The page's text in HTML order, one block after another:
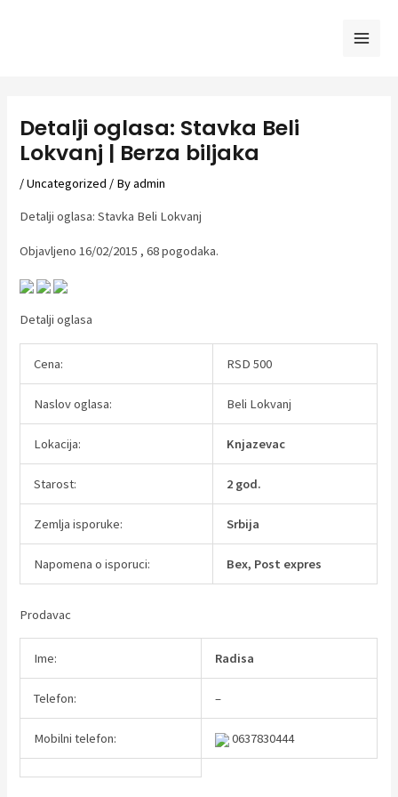
Detalji oglasa: Stavka Beli
Lokvanj | Berza biljaka
/Uncategorized / Byadmin
Detalji oglasa: Stavka Beli Lokvanj
Objavljeno 16/02/2015 , 68 pogodaka.
Detalji oglasa
Cena: RSD 500
Naslov oglasa: Beli Lokvanj
Lokacija: Knjazevac
Starost: 2 god.
Zemlja isporuke: Srbija
Napomena o isporuci: Bex, Post expres
Prodavac
Ime: Radisa
Telefon: –
Mobilni telefon: 0637830444